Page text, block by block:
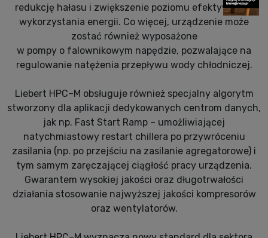
redukcję hałasu i zwiększenie poziomu efektywności
wykorzystania energii. Co więcej, urządzenie może
zostać również wyposażone
w pompy o falownikowym napędzie, pozwalające na
regulowanie natężenia przepływu wody chłodniczej.
Liebert HPC–M obsługuje również specjalny algorytm
stworzony dla aplikacji dedykowanych centrom danych,
jak np. Fast Start Ramp – umożliwiającej
natychmiastowy restart chillera po przywróceniu
zasilania (np. po przejściu na zasilanie agregatorowe) i
tym samym zaręczającej ciągłość pracy urządzenia.
Gwarantem wysokiej jakości oraz długotrwałości
działania stosowanie najwyższej jakości kompresorów
oraz wentylatorów.